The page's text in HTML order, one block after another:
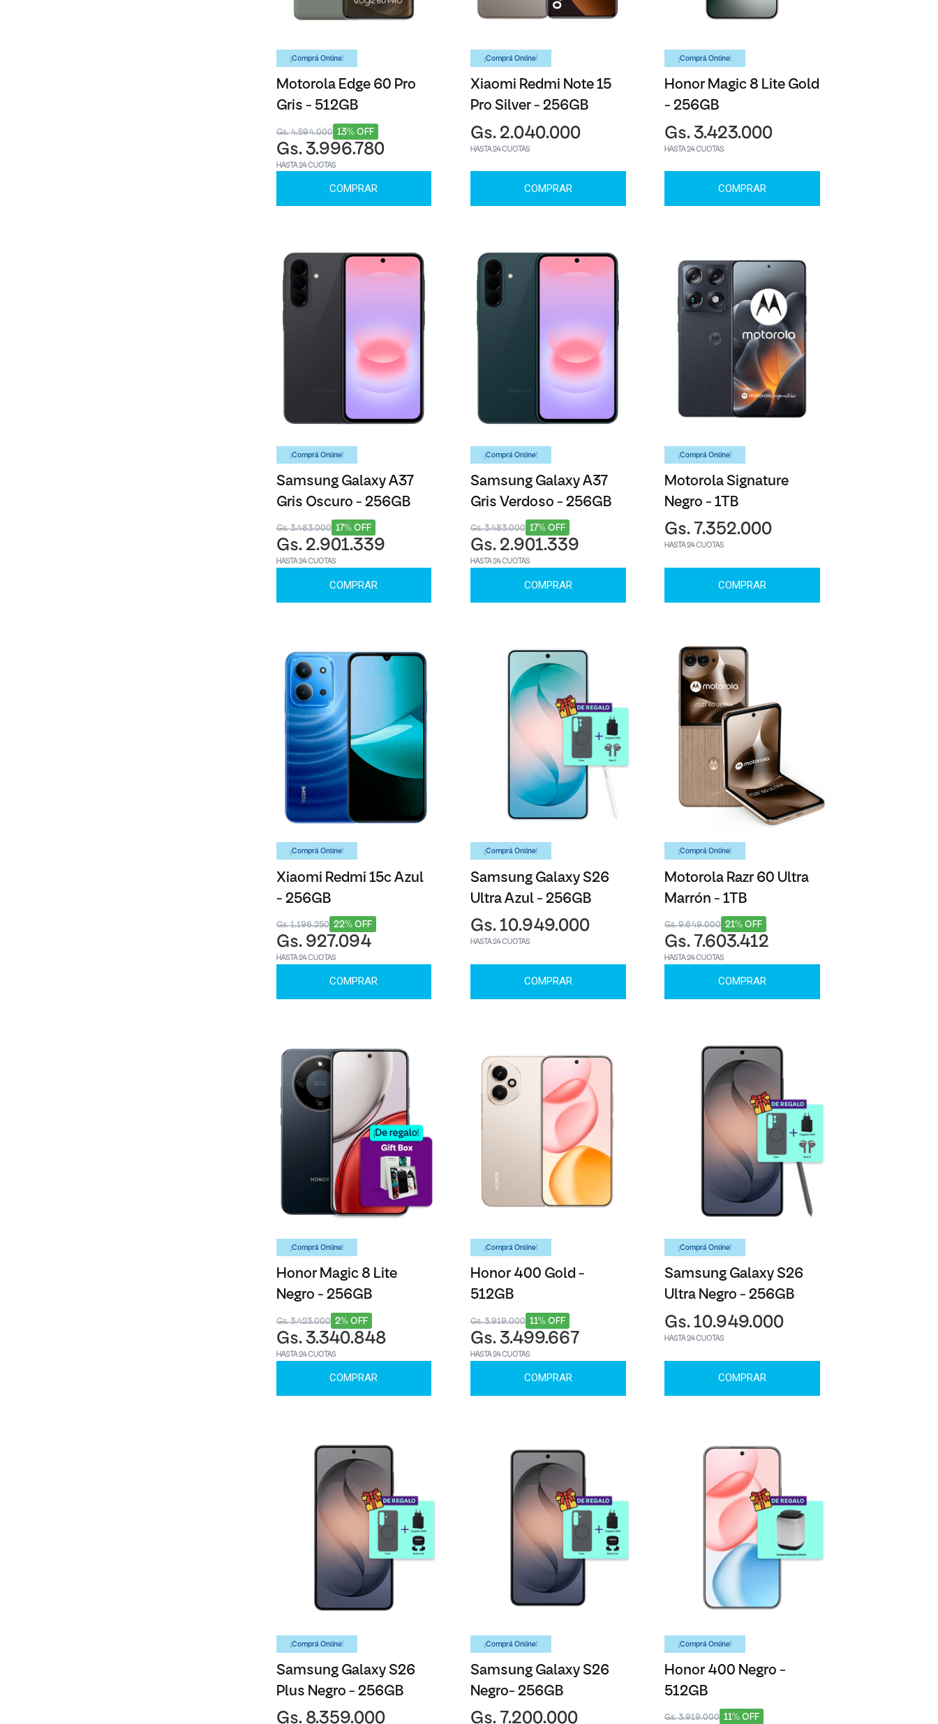
¡Comprá Online!
Motorola Edge 60 Pro
Gris - 512GB
13% OFF
Gs. 4.594.000
Gs. 3.996.780
HASTA 24 CUOTAS
COMPRAR
¡Comprá Online!
Xiaomi Redmi Note 15
Pro Silver - 256GB
Gs. 2.040.000
HASTA 24 CUOTAS
COMPRAR
¡Comprá Online!
Honor Magic 8 Lite Gold
- 256GB
Gs. 3.423.000
HASTA 24 CUOTAS
COMPRAR
¡Comprá Online!
Samsung Galaxy A37
Gris Oscuro - 256GB
17% OFF
Gs. 3.483.000
Gs. 2.901.339
HASTA 24 CUOTAS
COMPRAR
¡Comprá Online!
Samsung Galaxy A37
Gris Verdoso - 256GB
17% OFF
Gs. 3.483.000
Gs. 2.901.339
HASTA 24 CUOTAS
COMPRAR
¡Comprá Online!
Motorola Signature
Negro - 1TB
Gs. 7.352.000
HASTA 24 CUOTAS
COMPRAR
¡Comprá Online!
Xiaomi Redmi 15c Azul
- 256GB
22% OFF
Gs. 1.196.250
Gs. 927.094
HASTA 24 CUOTAS
COMPRAR
¡Comprá Online!
Samsung Galaxy S26
Ultra Azul - 256GB
Gs. 10.949.000
HASTA 24 CUOTAS
COMPRAR
¡Comprá Online!
Motorola Razr 60 Ultra
Marrón - 1TB
21% OFF
Gs. 9.649.000
Gs. 7.603.412
HASTA 24 CUOTAS
COMPRAR
¡Comprá Online!
Honor Magic 8 Lite
Negro - 256GB
2% OFF
Gs. 3.423.000
Gs. 3.340.848
HASTA 24 CUOTAS
COMPRAR
¡Comprá Online!
Honor 400 Gold -
512GB
11% OFF
Gs. 3.919.000
Gs. 3.499.667
HASTA 24 CUOTAS
COMPRAR
¡Comprá Online!
Samsung Galaxy S26
Ultra Negro - 256GB
Gs. 10.949.000
HASTA 24 CUOTAS
COMPRAR
¡Comprá Online!
Samsung Galaxy S26
Plus Negro - 256GB
Gs. 8.359.000
¡Comprá Online!
Samsung Galaxy S26
Negro- 256GB
Gs. 7.200.000
¡Comprá Online!
Honor 400 Negro -
512GB
11% OFF
Gs. 3.919.000